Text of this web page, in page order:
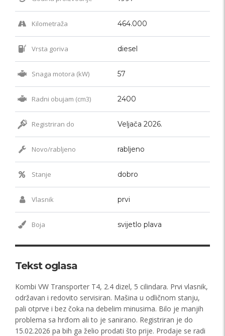
Kilometraža 464.000
Vrsta goriva diesel
Snaga motora (kW) 57
Radni obujam (cm3) 2400
Registriran do Veljača 2026.
Novo/rabljeno rabljeno
Stanje dobro
Vlasnik prvi
Boja svijetlo plava
Tekst oglasa
Kombi VW Transporter T4, 2.4 dizel, 5 cilindara. Prvi vlasnik,
održavan i redovito servisiran. Mašina u odličnom stanju,
pali otprve i bez čoka na debelim minusima. Bilo je manjih
problema sa hrđom ali to je sanirano. Registriran je do
15.02.2026 pa bih ga želio prodati što prije. Prodaje se radi